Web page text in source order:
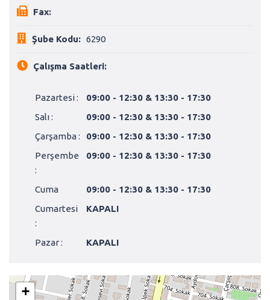
Fax:
Şube Kodu: 6290
Çalışma Saatleri:
Pazartesi :
09:00 - 12:30 & 13:30 - 17:30
Salı :
09:00 - 12:30 & 13:30 - 17:30
Çarşamba :
09:00 - 12:30 & 13:30 - 17:30
Perşembe
:
09:00 - 12:30 & 13:30 - 17:30
Cuma
09:00 - 12:30 & 13:30 - 17:30
Cumartesi
:
KAPALI
Pazar : KAPALI
+